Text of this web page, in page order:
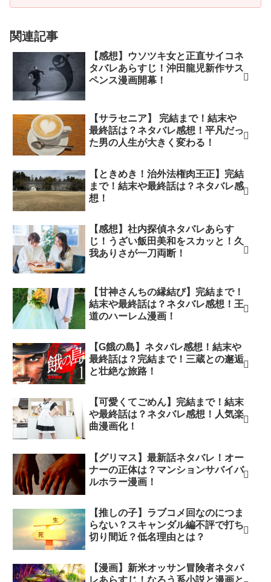
関連記事
【感想】ウソツキ女と正直サイコネ
タバレあらすじ！沖田龍児新作サス
ペンス漫画開幕！
【サラセニア】 完結まで！結末や
最終話は？ネタバレ感想！平凡だっ
た男の人生が大きく変わる！
【ときめき！治外法権肉王正】完結
まで！結末や最終話は？ネタバレ感
想！
【感想】社内探偵ネタバレあらす
じ！うざい飯田美和をスカッと！久
我ありさが一刀両断！
【甘神さんちの縁結び】完結まで！
結末や最終話は？ネタバレ感想！王
道のハーレム漫画！
【G餓の島】ネタバレ感想！結末や
最終話は？完結まで！三蔵との邂逅
と壮絶な旅路！
【可愛くてごめん】完結まで！結末
や最終話は？ネタバレ感想！人気楽
曲漫画化！
【グリマス】最新話ネタバレ！オー
ナーの正体は？マンションサバイバ
ルホラー漫画！
【推しの子】ラブコメ回なのにつま
らない？スキャンダル編不評で打ち
切り間近？低名理由とは？
【漫画】新米オッサン冒険者ネタバ